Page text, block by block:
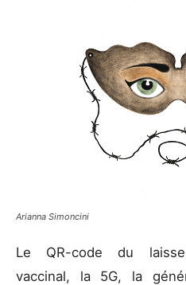
Arianna Simoncini
Le QR-code du
vaccinal, la 5G, la